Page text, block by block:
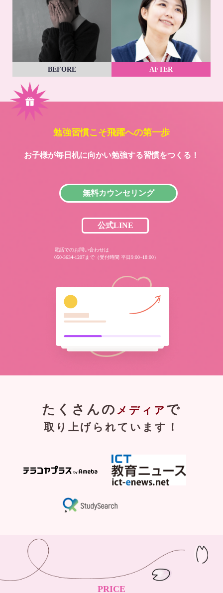
BEFORE AFTER
勉強習慣こそ飛躍への第一歩
お子様が毎日机に向かい勉強する習慣をつくる！
無料カウンセリング
公式LINE
電話でのお問い合わせは
050-3634-1207まで（受付時間 平日9:00~18:00）
たくさんの メディア で
取り上げられています！
PRICE